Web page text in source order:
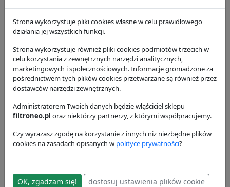
Filtr paliwa
P551329
Donaldson
58.88 zł
Filtr
hydrauliczny
P551551
Donaldson
43 zł
Filtr oleju
Donaldson
159.85 zł
P553004
Donaldson
P558000
Donaldson
zewnętrzny
P126318
Strona wykorzystuje pliki cookies własne w celu prawidłowego
działania jej wszystkich funkcji.
Strona wykorzystuje również pliki cookies podmiotów trzecich w
celu korzystania z zewnętrznych narzędzi analitycznych,
marketingowych i społecznościowych. Informacje gromadzone za
pośrednictwem tych plików cookies przetwarzane są również przez
dostawców narzędzi zewnętrznych.
Administratorem Twoich danych będzie włąściciel sklepu
filtroneo.pl oraz niektórzy partnerzy, z którymi współpracujemy.
Czy wyrażasz zgodę na korzystanie z innych niż niezbędne plików
cookies na zasadach opisanych w polityce prywatności?
OK, zgadzam się! dostosuj ustawienia plików cookie